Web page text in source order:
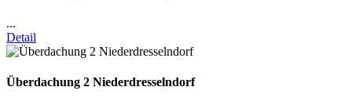
...
Detail
Überdachung 2 Niederdresselndorf